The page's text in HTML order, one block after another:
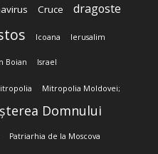
Cruce dragoste
Icoana Ierusalim
Boian Israel
Mitropolia Moldovei;
Domnului
Patriarhia de la Moscova